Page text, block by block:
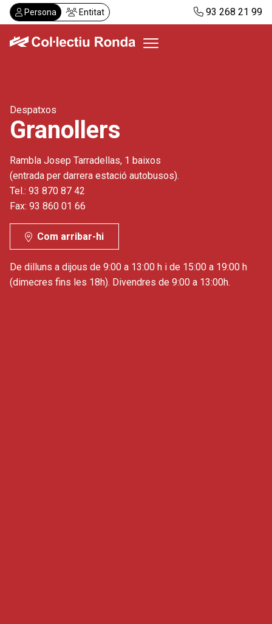
Vés
al
contingut
Persona Entitat 93 268 21 99
Serveis
Actualitat
Despatxos
Demanar visita
Abonaments
CA ES
Despatxos
Granollers
Rambla Josep Tarradellas, 1 baixos
(entrada per darrera estació autobusos).
Tel.: 93 870 87 42
Fax: 93 860 01 66
Com arribar-hi
De dilluns a dijous de 9:00 a 13:00 h i de 15:00 a 19:00 h
(dimecres fins les 18h). Divendres de 9:00 a 13:00h.